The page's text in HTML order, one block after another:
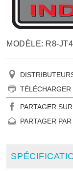
MODÈLE: R8-JT4
PARTAGER
PARTAGER